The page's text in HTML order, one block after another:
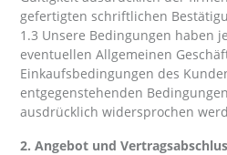
gefertigten schriftlichen
1.3 Unsere Bedingungen haben
eventuellen Allgemeinen
Einkaufsbedingungen des
entgegenstehenden
ausdrücklich widersprochen
2. Angebot und